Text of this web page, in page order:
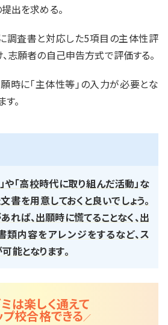
出を求める。
調査書と対応した5項目の主体性評
、志願者の自己申告方式で評価する。
時に「主体性等」の入力が必要とな
。
や「高校時代に取り組んだ活動」な
書を用意しておくと良いでしょう。
れば、出願時に慌てることなく、出
内容をアレンジをするなど、ス
能となります。
は楽しく通えて
プ校合格できる